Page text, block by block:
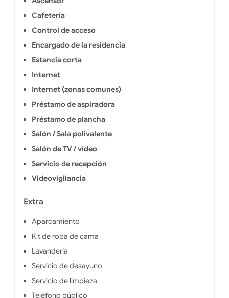
desde estudios hasta apartamentos de
3 habitaciones.
Cafetería
Control de acceso
Encargado de la residencia
Estancia corta
Internet
Internet (zonas comunes)
Préstamo de aspiradora
Préstamo de plancha
Salón / Sala polivalente
Salón de TV / vídeo
Servicio de recepción
Videovigilancia
Extra
Aparcamiento
Kit de ropa de cama
Lavandería
Servicio de desayuno
Servicio de limpieza
Teléfono público